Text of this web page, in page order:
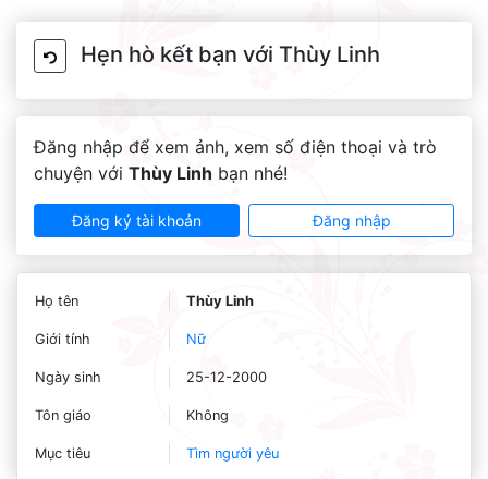
Hẹn hò kết bạn với Thùy Linh
Đăng nhập để xem ảnh, xem số điện thoại và trò
chuyện với Thùy Linh bạn nhé!
Đăng ký tài khoản Đăng nhập
Họ tên Thùy Linh
Giới tính Nữ
Ngày sinh 25-12-2000
Tôn giáo Không
Mục tiêu Tìm người yêu